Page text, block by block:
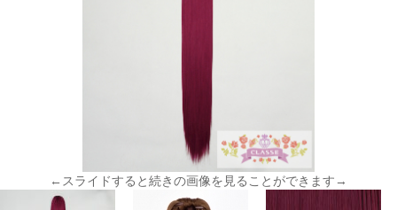
←スライドすると続きの画像を見ることができます→